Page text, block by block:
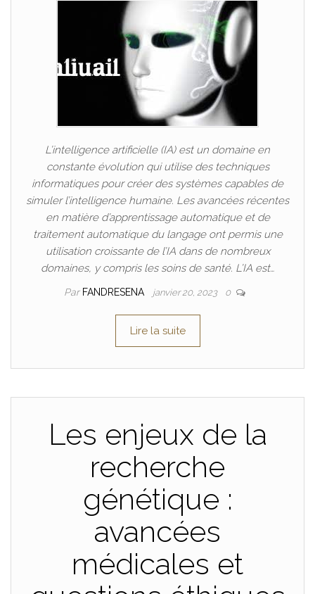
L’intelligence artificielle (IA) est un domaine en
constante évolution qui utilise des techniques
informatiques pour créer des systèmes capables de
simuler l’intelligence humaine. Les avancées récentes
en matière d’apprentissage automatique et de
traitement automatique du langage ont permis une
utilisation croissante de l’IA dans de nombreux
domaines, y compris les soins de santé. L’IA est…
Par FANDRESENA janvier 20, 2023 0
Lire la suite
Les enjeux de la
recherche
génétique :
avancées
médicales et